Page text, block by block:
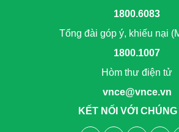
1800.6083
Tổng đài góp ý, khiếu nại
1800.1007
Hòm thư điện tử
vnce@vnce.vn
KẾT NỐI VỚI CHÚNG